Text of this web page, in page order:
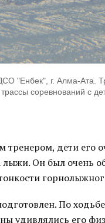
"Енбек", г. Алма-
соревнований с
тренером, дети его
лыжи. Он был очень
По
удивлялись его